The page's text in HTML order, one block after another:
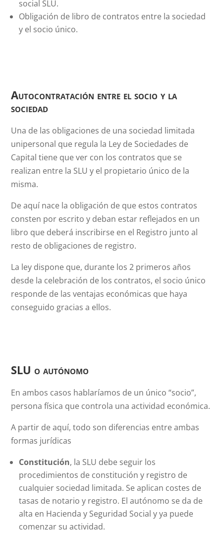
social SLU.
Obligación de libro de contratos entre la sociedad
y el socio único.
Autocontratación entre el socio y la
sociedad
Una de las obligaciones de una sociedad limitada
unipersonal que regula la Ley de Sociedades de
Capital tiene que ver con los contratos que se
realizan entre la SLU y el propietario único de la
misma.
De aquí nace la obligación de que estos contratos
consten por escrito y deban estar reflejados en un
libro que deberá inscribirse en el Registro junto al
resto de obligaciones de registro.
La ley dispone que, durante los 2 primeros años
desde la celebración de los contratos, el socio único
responde de las ventajas económicas que haya
conseguido gracias a ellos.
SLU o autónomo
En ambos casos hablaríamos de un único “socio”,
persona física que controla una actividad económica.
A partir de aquí, todo son diferencias entre ambas
formas jurídicas
Constitución, la SLU debe seguir los
procedimientos de constitución y registro de
cualquier sociedad limitada. Se aplican costes de
tasas de notario y registro. El autónomo se da de
alta en Hacienda y Seguridad Social y ya puede
comenzar su actividad.